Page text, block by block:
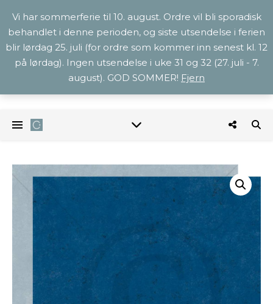
Vi har sommerferie til 10. august. Ordre vil bli sporadisk
behandlet i denne perioden, og siste utsendelse i ferien
blir lørdag 25. juli (for ordre som kommer inn senest kl. 12
på lørdag). Ingen utsendelse i uke 31 og 32 (27. juli - 7.
august). GOD SOMMER! Fjern